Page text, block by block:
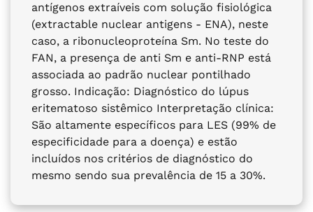
antígenos extraíveis com solução fisiológica
(extractable nuclear antigens - ENA), neste
caso, a ribonucleoproteína Sm. No teste do
FAN, a presença de anti Sm e anti-RNP está
associada ao padrão nuclear pontilhado
grosso. Indicação: Diagnóstico do lúpus
eritematoso sistêmico Interpretação clínica:
São altamente específicos para LES (99% de
especificidade para a doença) e estão
incluídos nos critérios de diagnóstico do
mesmo sendo sua prevalência de 15 a 30%.